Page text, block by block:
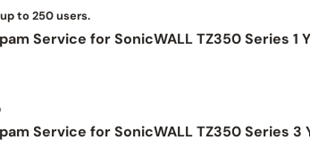
to 250 users.
Service for SonicWALL TZ350 Series 1
Service for SonicWALL TZ350 Series 3